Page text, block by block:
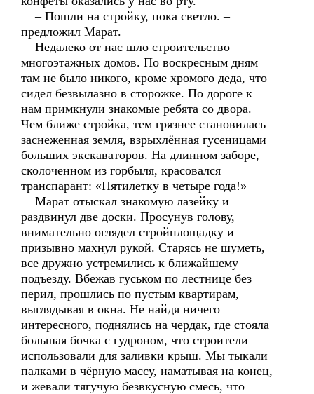
– Пошли на стройку, пока светло. –
предложил Марат.
Недалеко от нас шло строительство
многоэтажных домов. По воскресным дням
там не было никого, кроме хромого деда, что
сидел безвылазно в сторожке. По дороге к
нам примкнули знакомые ребята со двора.
Чем ближе стройка, тем грязнее становилась
заснеженная земля, взрыхлённая гусеницами
больших экскаваторов. На длинном заборе,
сколоченном из горбыля, красовался
транспарант: «Пятилетку в четыре года!»
Марат отыскал знакомую лазейку и
раздвинул две доски. Просунув голову,
внимательно оглядел стройплощадку и
призывно махнул рукой. Старясь не шуметь,
все дружно устремились к ближайшему
подъезду. Вбежав гуськом по лестнице без
перил, прошлись по пустым квартирам,
выглядывая в окна. Не найдя ничего
интересного, поднялись на чердак, где стояла
большая бочка с гудроном, что строители
использовали для заливки крыш. Мы тыкали
палками в чёрную массу, наматывая на конец,
и жевали тягучую безвкусную смесь, что